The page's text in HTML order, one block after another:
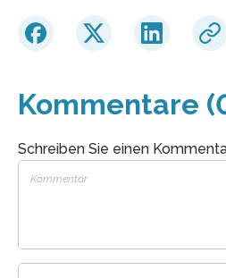
Kommentare
Schreiben Sie einen